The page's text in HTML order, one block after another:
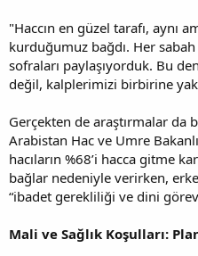
"Haccın en güzel tarafı, aynı
kurduğumuz bağdı. Her
sofraları paylaşıyorduk. Bu
değil, kalplerimizi birbirine
Gerçekten de araştırmalar da
Arabistan Hac ve Umre
hacıların %68’i hacca gitme
bağlar nedeniyle verirken,
“ibadet gerekliliği ve dini
Mali ve Sağlık Koşulları: